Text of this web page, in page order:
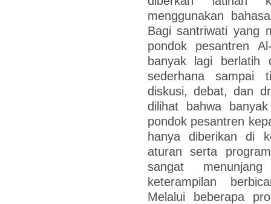
menggunakan
Bagi santriwati yang
pondok pesantren
banyak lagi berlatih
sederhana sampai
diskusi, debat, dan
dilihat bahwa
pondok pesantren
hanya diberikan di
aturan serta
sangat
keterampilan
Melalui beberapa